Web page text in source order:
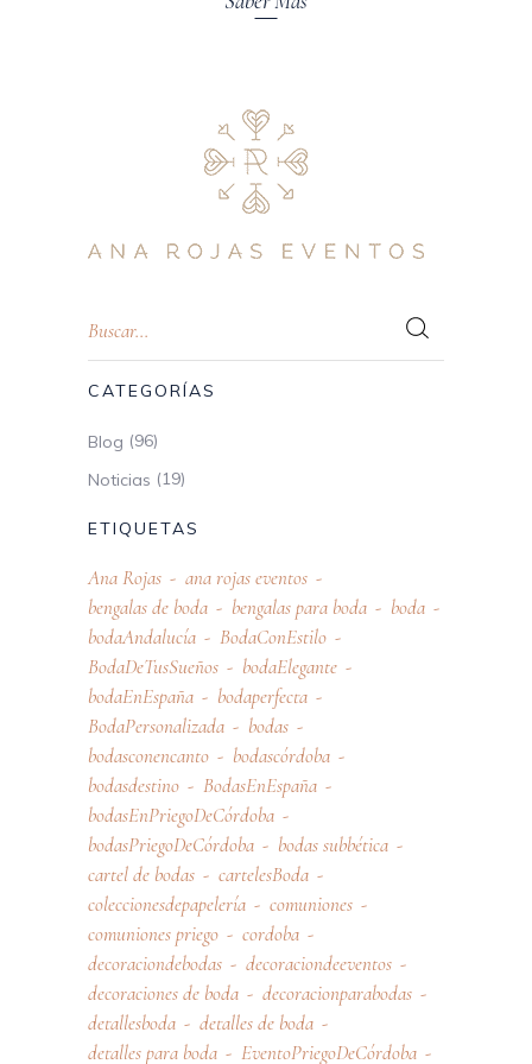
CATEGORÍAS
Blog (96)
Noticias (19)
ETIQUETAS
Ana Rojas
ana rojas eventos
bengalas de boda
bengalas para boda
boda
bodaAndalucía
BodaConEstilo
BodaDeTusSueños
bodaElegante
bodaEnEspaña
bodaperfecta
BodaPersonalizada
bodas
bodasconencanto
bodascórdoba
bodasdestino
BodasEnEspaña
bodasEnPriegoDeCórdoba
bodasPriegoDeCórdoba
bodas subbética
cartel de bodas
cartelesBoda
coleccionesdepapelería
comuniones
comuniones priego
cordoba
decoraciondebodas
decoraciondeeventos
decoraciones de boda
decoracionparabodas
detallesboda
detalles de boda
detalles para boda
EventoPriegoDeCórdoba